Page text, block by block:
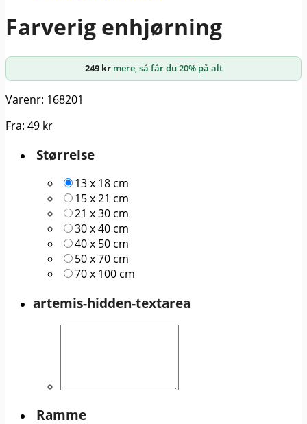
Farverig enhjørning
249 krmere, så får du 20% på alt
Varenr: 168201
Fra: 49 kr
Størrelse
13 x 18 cm
15 x 21 cm
21 x 30 cm
30 x 40 cm
40 x 50 cm
50 x 70 cm
70 x 100 cm
artemis-hidden-textarea
Ramme